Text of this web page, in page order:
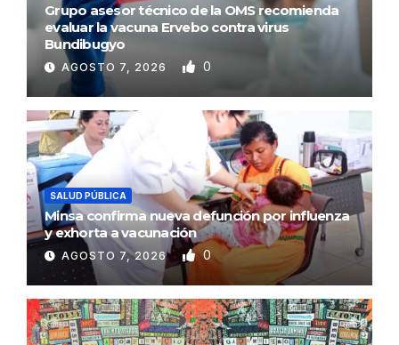
Grupo asesor técnico de la OMS recomienda
evaluar la vacuna Ervebo contra virus
Bundibugyo
AGOSTO 7, 2026 0
SALUD PÚBLICA
Minsa confirma nueva defunción por influenza
y exhorta a vacunación
AGOSTO 7, 2026 0